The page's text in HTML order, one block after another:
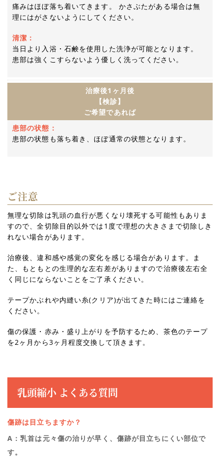
痛みはほぼ落ち着いてきます。 かさぶたがある場合は無
理にはがさないようにしてください。
清潔：
当日より入浴・石鹸を使用した洗浄が可能となります。
患部は強くこすらないよう優しく洗ってください。
治療後1ヶ月後
【検診】
ご希望であれば
患部の状態：
患部の状態も落ち着き、ほぼ通常の状態となります。
ご注意
無理な切除は乳頭の血行が悪くなり壊死する可能性もありま
すので、全切除目的以外では1度で理想の大きさまで切除しき
れない場合があります。
治療後、違和感や感覚の変化を感じる場合があります。ま
た、もともとの生理的な左右差がありますので治療後左右全
く同じにならないことをご了承ください。
テープかぶれや内縫い糸(クリア)が出てきた時にはご連絡を
ください。
傷の保護・赤み・盛り上がりを予防するため、茶色のテープ
を2ヶ月から3ヶ月程度交換して頂きます。
乳頭縮小 よくある質問
傷跡は目立ちますか？
A：乳首は元々傷の治りが早く、傷跡が目立ちにくい部位で
す。